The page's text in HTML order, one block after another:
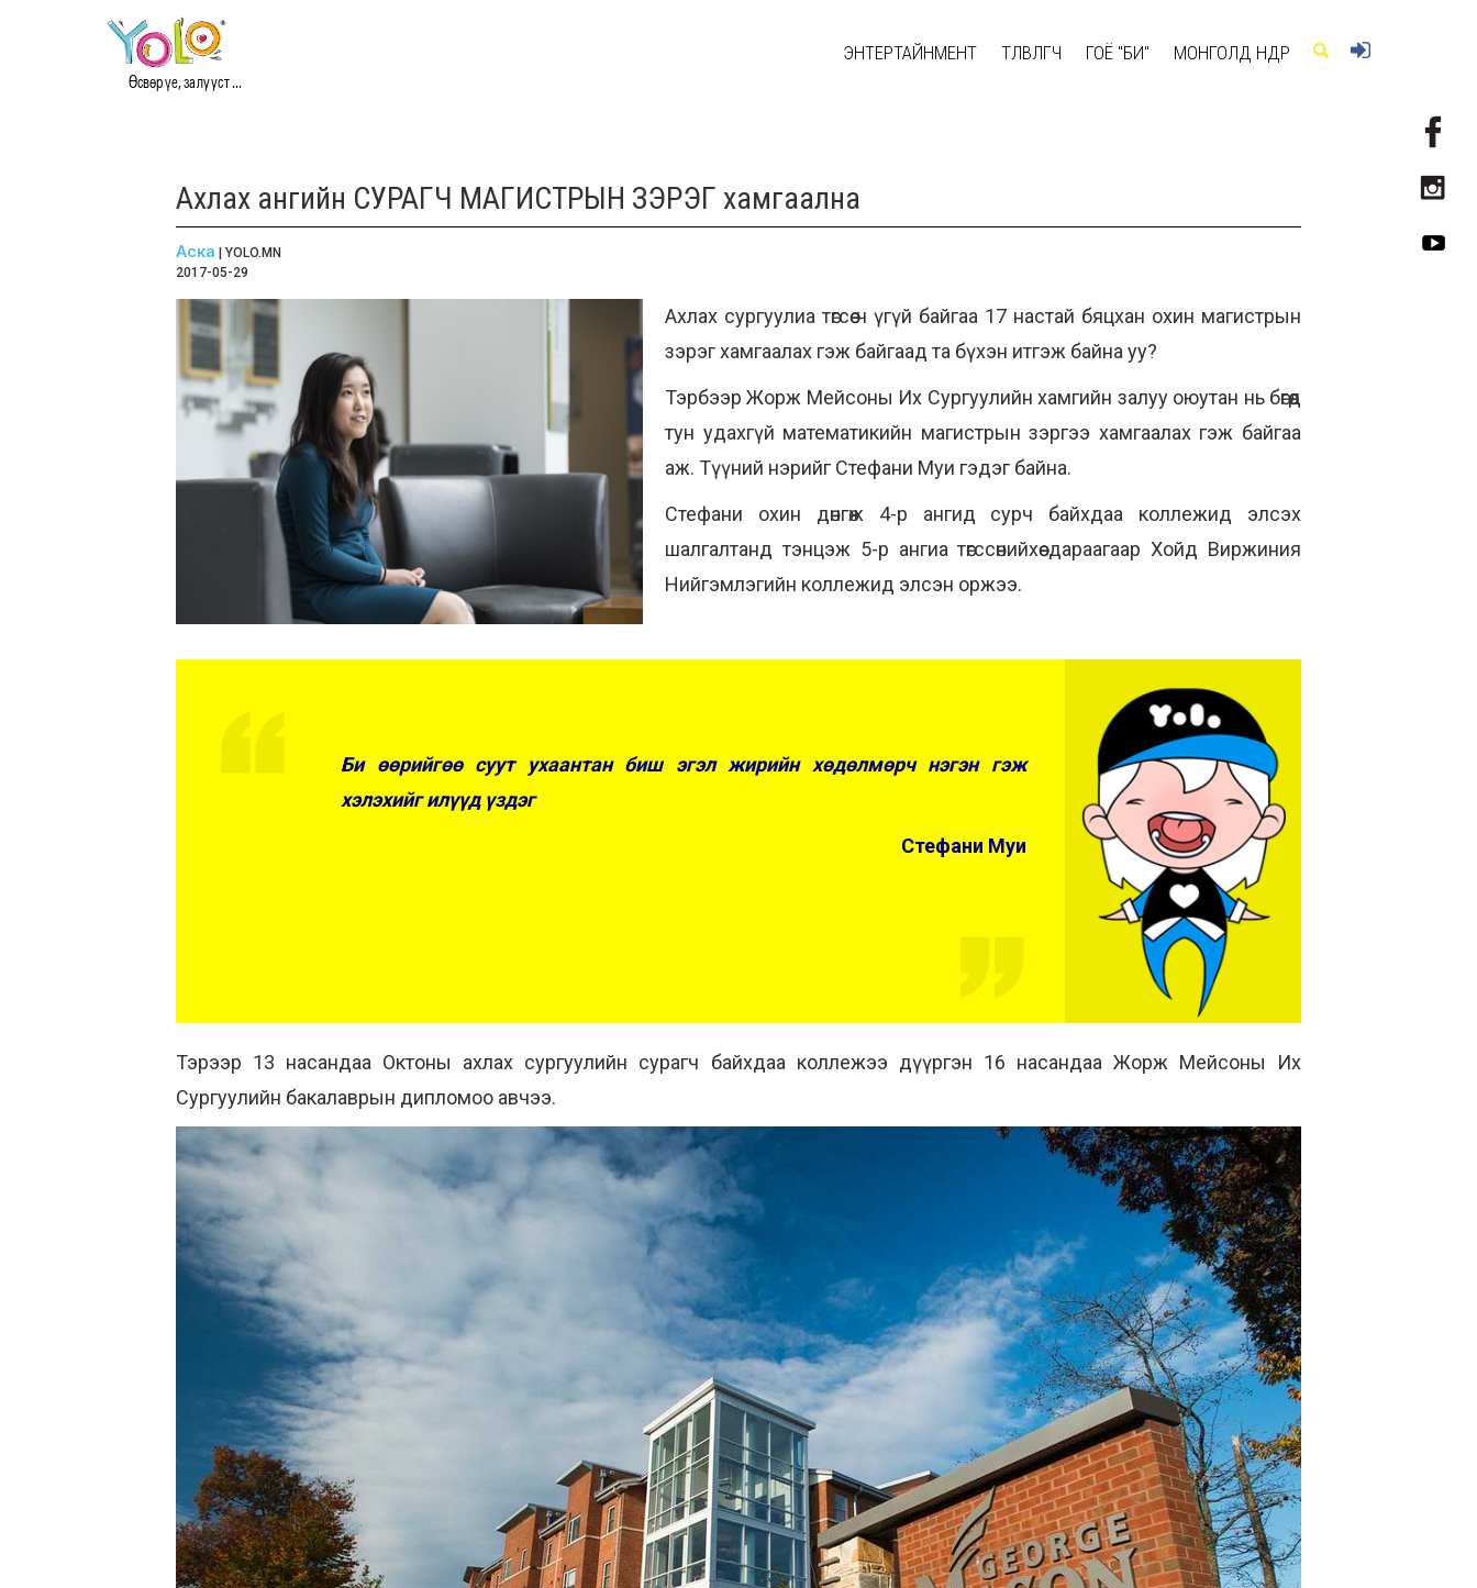
Өсвөр үе, залууст ...
ЭНТЕРТАЙНМЕНТ ТӨЛӨВЛӨГЧ ГОЁ "БИ" МОНГОЛД ӨНӨӨДӨР
Ахлах ангийн СУРАГЧ МАГИСТРЫН ЗЭРЭГ хамгаална
Аска | YOLO.MN
2017-05-29
Ахлах сургуулиа төгсөө ч үгүй байгаа 17 настай бяцхан охин магистрын
зэрэг хамгаалах гэж байгаад та бүхэн итгэж байна уу?
Тэрбээр Жорж Мейсоны Их Сургуулийн хамгийн залуу оюутан нь бөгөөд
тун удахгүй математикийн магистрын зэргээ хамгаалах гэж байгаа
аж. Түүний нэрийг Стефани Муи гэдэг байна.
Стефани охин дөнгөж 4-р ангид сурч байхдаа коллежид элсэх
шалгалтанд тэнцэж 5-р ангиа төгссөнийхөө дараагаар Хойд Виржиния
Нийгэмлэгийн коллежид элсэн оржээ.
Би өөрийгөө суут ухаантан биш эгэл жирийн хөдөлмөрч нэгэн гэж
хэлэхийг илүүд үздэг
Стефани Муи
Тэрээр 13 насандаа Октоны ахлах сургуулийн сурагч байхдаа коллежээ дүүргэн 16 насандаа Жорж Мейсоны Их
Сургуулийн бакалаврын дипломоо авчээ.